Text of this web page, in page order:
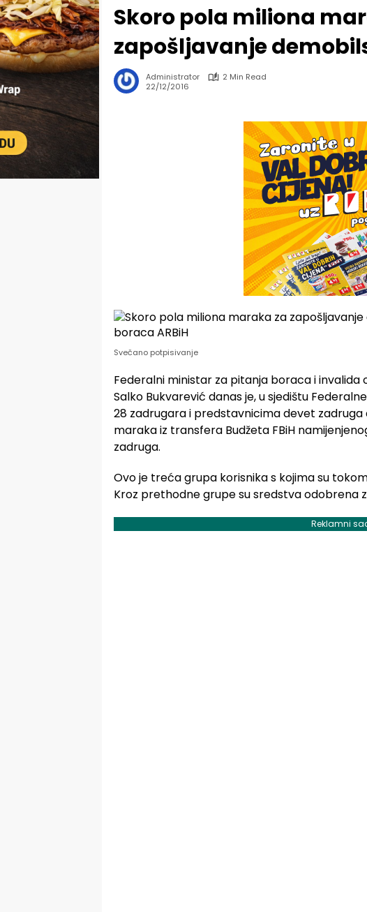
Skoro pola miliona
zapošljavanje
Administrator
2 Min Read
22/12/2016
Svečano potpisivanje
Federalni ministar za pitanja boraca i
Salko Bukvarević danas je, u sjedištu
28 zadrugara i predstavnicima devet
maraka iz transfera Budžeta FBiH
zadruga.
Ovo je treća grupa korisnika s kojima su
Kroz prethodne grupe su sredstva odobrena
Reklamni